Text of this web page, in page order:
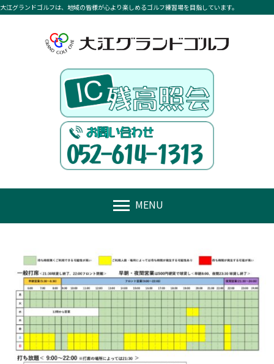
大江グランドゴルフは、地域の皆様が心より楽しめるゴルフ練習場を目指しています。
menu MENU